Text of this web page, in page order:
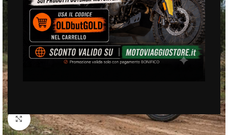
Clicca per ingrandire